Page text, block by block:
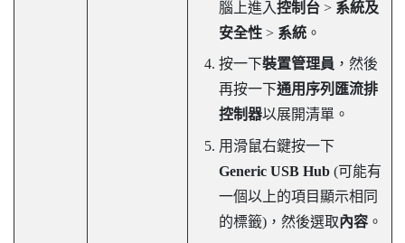
腦上進入控制台> 系統及
安全性> 系統。
按一下裝置管理員 ，然後
再按一下通用序列匯流排
控制器以展開清單。
用滑鼠右鍵按一下
Generic USB Hub(可能有
一個以上的項目顯示相同
的標籤)，然後選取內容。